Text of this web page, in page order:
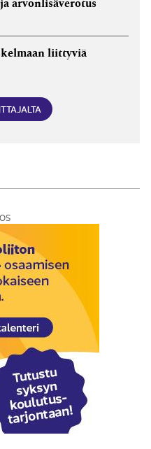
arvonlisäverotus
liittyviä